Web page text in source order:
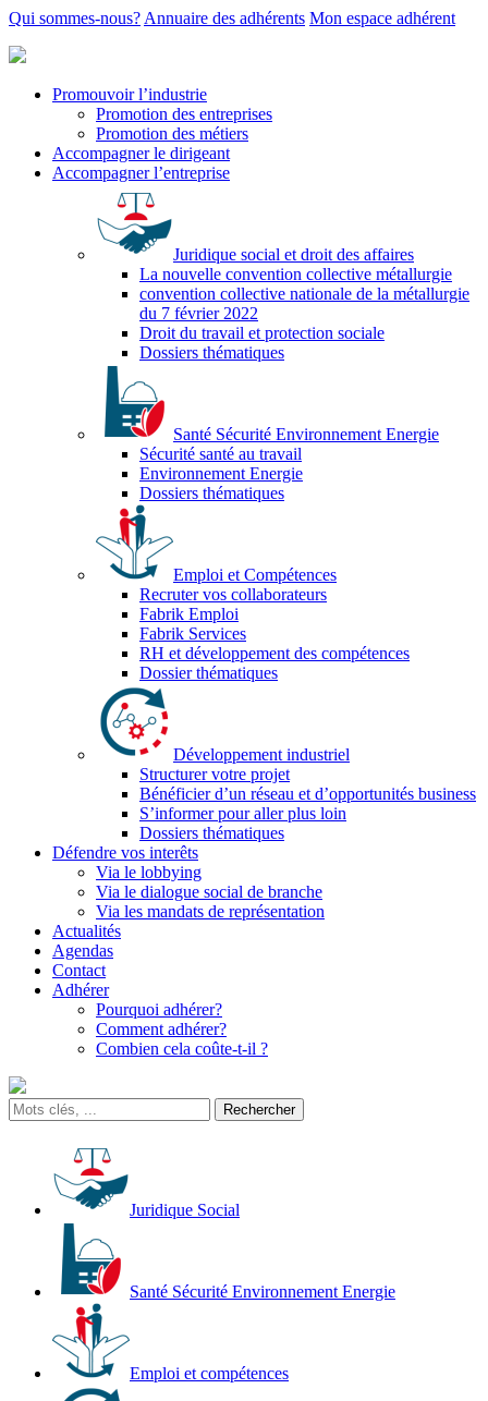
Qui sommes-nous? Annuaire des adhérents Mon espace adhérent
Promouvoir l’industrie
Promotion des entreprises
Promotion des métiers
Accompagner le dirigeant
Accompagner l’entreprise
Juridique social et droit des affaires
La nouvelle convention collective métallurgie
convention collective nationale de la métallurgie
du 7 février 2022
Droit du travail et protection sociale
Dossiers thématiques
Santé Sécurité Environnement Energie
Sécurité santé au travail
Environnement Energie
Dossiers thématiques
Emploi et Compétences
Recruter vos collaborateurs
Fabrik Emploi
Fabrik Services
RH et développement des compétences
Dossier thématiques
Développement industriel
Structurer votre projet
Bénéficier d’un réseau et d’opportunités business
S’informer pour aller plus loin
Dossiers thématiques
Défendre vos interêts
Via le lobbying
Via le dialogue social de branche
Via les mandats de représentation
Actualités
Agendas
Contact
Adhérer
Pourquoi adhérer?
Comment adhérer?
Combien cela coûte-t-il ?
Juridique Social
Santé Sécurité Environnement Energie
Emploi et compétences